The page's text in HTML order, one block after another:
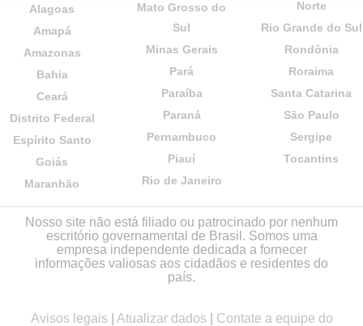
Alagoas
Amapá
Amazonas
Bahia
Ceará
Distrito Federal
Espírito Santo
Goiás
Maranhão
Mato Grosso do
Sul
Minas Gerais
Pará
Paraíba
Paraná
Pernambuco
Piauí
Rio de Janeiro
Norte
Rio Grande do Sul
Rondônia
Roraima
Santa Catarina
São Paulo
Sergipe
Tocantins
Nosso site não está filiado ou patrocinado por nenhum
escritório governamental de Brasil. Somos uma
empresa independente dedicada a fornecer
informações valiosas aos cidadãos e residentes do
país.
Avisos legais Atualizar dados
Contate a equipe do